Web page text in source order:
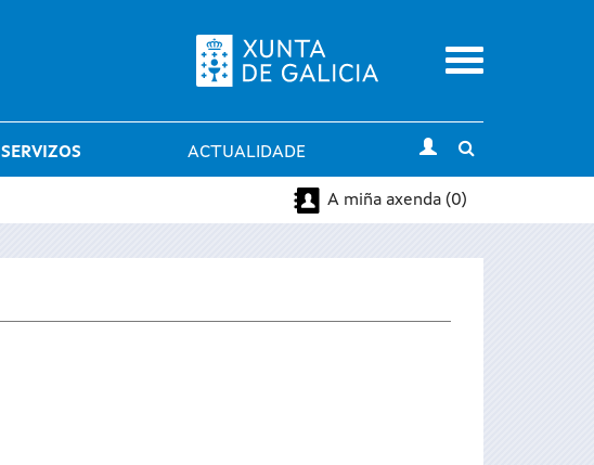
Menu
SERVIZOS ACTUALIDADE
search
A miña axenda (0)